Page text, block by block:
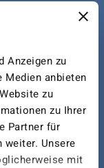
Anzeigen zu
anbieten
zu
zu Ihrer
Partner für
weiter. Unsere
mit
mit einer
Ihre